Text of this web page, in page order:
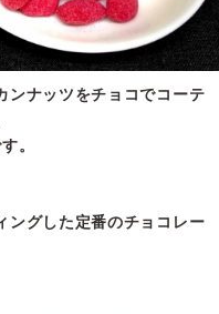
ンナッツをチョコでコーテ
。
ングした定番のチョコレー